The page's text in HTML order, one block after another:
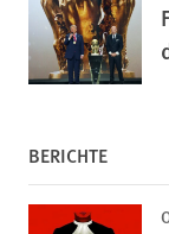
BERICHTE